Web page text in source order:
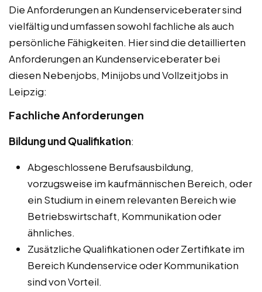
Die Anforderungen an Kundenserviceberater sind
vielfältig und umfassen sowohl fachliche als auch
persönliche Fähigkeiten. Hier sind die detaillierten
Anforderungen an Kundenserviceberater bei
diesen Nebenjobs, Minijobs und Vollzeitjobs in
Leipzig:
Fachliche Anforderungen
Bildung und Qualifikation:
Abgeschlossene Berufsausbildung,
vorzugsweise im kaufmännischen Bereich, oder
ein Studium in einem relevanten Bereich wie
Betriebswirtschaft, Kommunikation oder
ähnliches.
Zusätzliche Qualifikationen oder Zertifikate im
Bereich Kundenservice oder Kommunikation
sind von Vorteil.